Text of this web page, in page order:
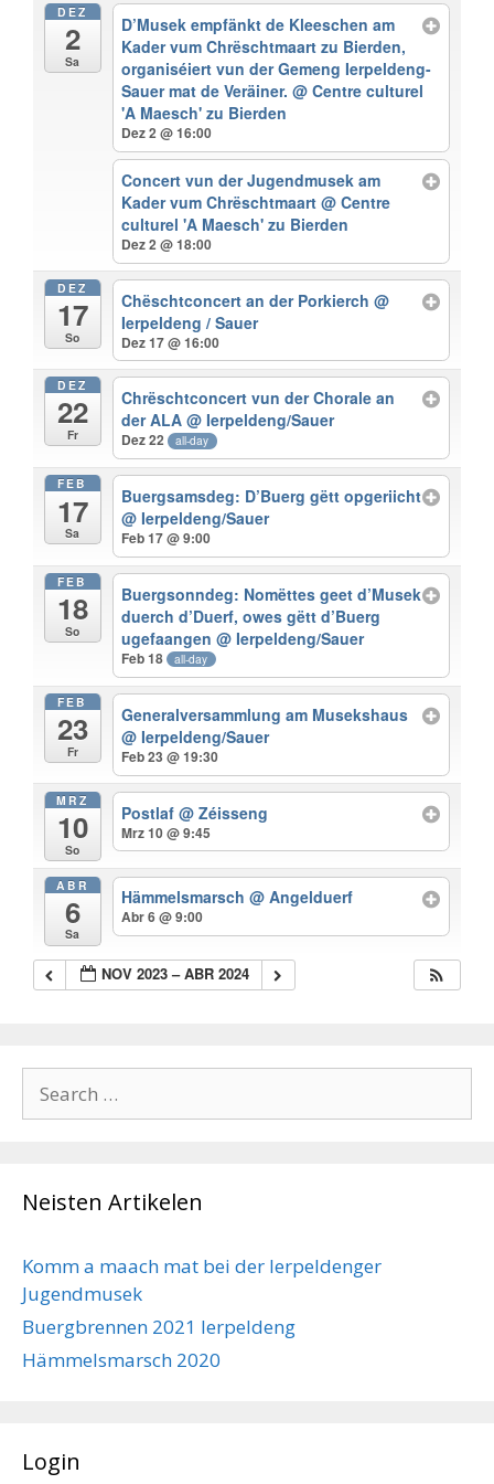
DEZ
2
Sa
D’Musek empfänkt de Kleeschen am
Kader vum Chrëschtmaart zu Bierden,
organiséiert vun der Gemeng Ierpeldeng-
Sauer mat de Veräiner.@ Centre culturel
'A Maesch' zu Bierden
Dez 2 @ 16:00
Concert vun der Jugendmusek am
Kader vum Chrëschtmaart@ Centre
culturel 'A Maesch' zu Bierden
Dez 2 @ 18:00
DEZ
17
So
Chëschtconcert an der Porkierch@
Ierpeldeng / Sauer
Dez 17 @ 16:00
DEZ
22
Fr
Chrëschtconcert vun der Chorale an
der ALA@ Ierpeldeng/Sauer
Dez 22 all-day
FEB
17
Sa
Buergsamsdeg: D’Buerg gëtt opgeriicht
@ Ierpeldeng/Sauer
Feb 17 @ 9:00
FEB
18
So
Buergsonndeg: Nomëttes geet d’Musek
duerch d’Duerf, owes gëtt d’Buerg
ugefaangen@ Ierpeldeng/Sauer
Feb 18 all-day
FEB
23
Fr
Generalversammlung am Musekshaus
@ Ierpeldeng/Sauer
Feb 23 @ 19:30
MRZ
10
So
Postlaf@ Zéisseng
Mrz 10 @ 9:45
ABR
6
Sa
Hämmelsmarsch@ Angelduerf
Abr 6 @ 9:00
NOV 2023 – ABR 2024
for:
Neisten Artikelen
Komm a maach mat bei der Ierpeldenger
Jugendmusek
Buergbrennen 2021 Ierpeldeng
Hämmelsmarsch 2020
Login